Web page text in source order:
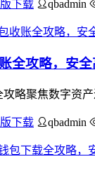
下载 qbadmin
全攻略，安
攻略聚焦数字资
下载 qbadmin